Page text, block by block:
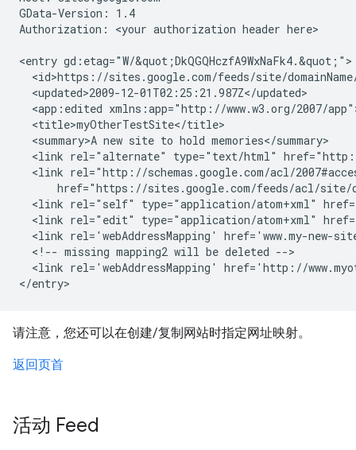
GData-Version: 1.4
Authorization: <your authorization header here>
<entry gd:etag="W/&quot;DkQGQHczfA9WxNaFk4.&quot;">
  <id>https://sites.google.com/feeds/site/
domainName
  <updated>2009-12-01T02:25:21.987Z</updated>
<app:edited xmlns:app="http://www.w3.org/2007/
  <title>
myOtherTestSite</title>
  <summary>A new site to hold memories</summary>
<link rel="alternate" type="text/html"
<link rel="http://schemas.google.com/acl/
      href="https://sites.google.com/feeds/acl/site/
<link rel="self" type="application/atom+xml"
<link rel="edit" type="application/atom+xml"
  <link rel='webAddressMapping' href='
www.my-new-
  <!-- missing mapping2 will be deleted -->
  <link rel='webAddressMapping' href='
http://
请注意，您还可以在创建/复制网站时指定网址映射。
返回页首
活动 Feed